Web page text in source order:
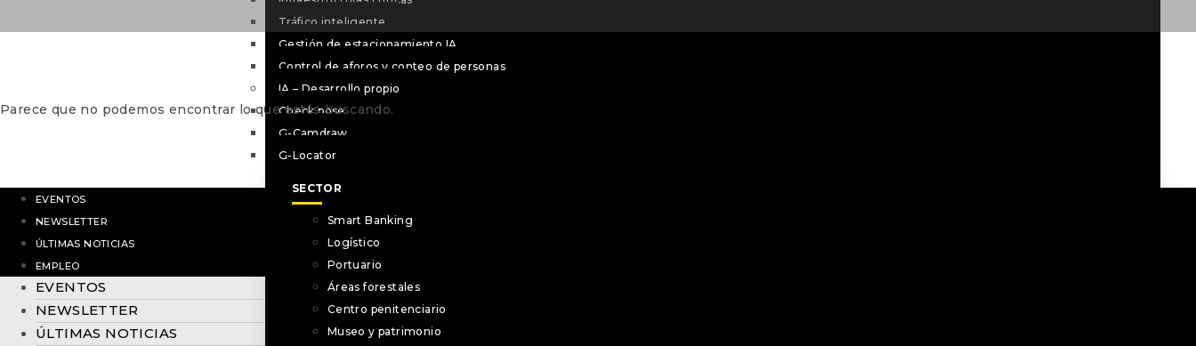
Tráfico inteligente
Gestión de estacionamiento IA
Control de aforos y conteo de personas
IA – Desarrollo propio
Check pose
G-Camdraw
G-Locator
SECTOR
Smart Banking
Logístico
Portuario
Áreas forestales
Centro penitenciario
Museo y patrimonio
Parece que no podemos encontrar lo que estás buscando.
EVENTOS
NEWSLETTER
ÚLTIMAS NOTICIAS
EMPLEO
EVENTOS
NEWSLETTER
ÚLTIMAS NOTICIAS